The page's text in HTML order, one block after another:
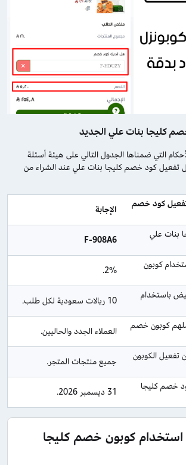
كليجا بنات علي الجديد
التي ضمناها الجدول التالي على هيئة أسئلة
تفعيل كود خصم كليجا بنات علي عند الشراء من
كود خصم
الإجابة
بنات علي
F-908A6
كوبون
2%.
باستخدام
10 ريالات سعودية لكل طلب.
كوبون خصم
العملاء الجدد والحاليين.
تفعيل الكوبون
جميع منتجات المتجر.
خصم كليجا
31 ديسمبر 2026.
كوبون خصم كليجا